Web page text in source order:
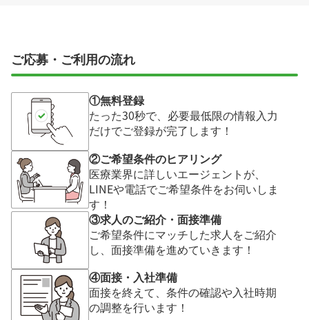
ご応募・ご利用の流れ
①無料登録
たった30秒で、必要最低限の情報入力
だけでご登録が完了します！
②ご希望条件のヒアリング
医療業界に詳しいエージェントが、
LINEや電話でご希望条件をお伺いしま
す！
③求人のご紹介・面接準備
ご希望条件にマッチした求人をご紹介
し、面接準備を進めていきます！
④面接・入社準備
面接を終えて、条件の確認や入社時期
の調整を行います！